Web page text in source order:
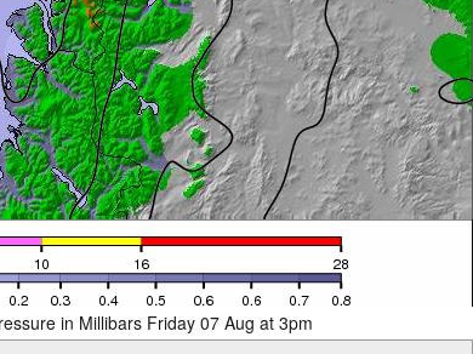
in Millibars Friday 07 Aug at 3pm